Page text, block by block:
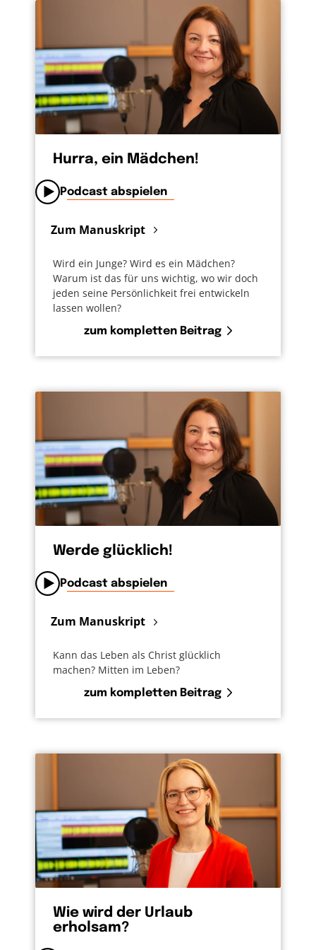
auch eine Frage der Haltung ist: „Wie will ich
mit anderen umgehen, abseits vom Nutzen,
den ich daraus habe?“, „Wie viel
Freundlichkeit schulde ich meinen
Mitmenschen allein aus dem Grund, dass
auch der andere ein von Gott geliebter
Mensch ist?“. Freundlich sein als
Grundhaltung. Weil Freundlichkeit Menschen
verbindet. Und schon das glücklich macht.
[1]
https://greatergood.berkeley.edu/article/item/
Hurra, ein Mädchen!
Podcast abspielen
Zum Manuskript
Wird ein Junge? Wird es ein Mädchen?
Warum ist das für uns wichtig, wo wir doch
jeden seine Persönlichkeit frei entwickeln
lassen wollen?
zum kompletten Beitrag
Werde glücklich!
Podcast abspielen
Zum Manuskript
Kann das Leben als Christ glücklich
machen? Mitten im Leben?
zum kompletten Beitrag
Wie wird der Urlaub
erholsam?